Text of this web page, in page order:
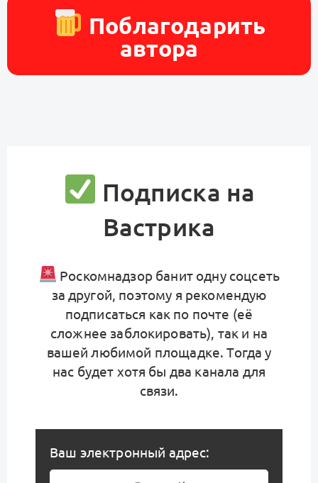
Поблагодарить
автора
Подписка на
Вастрика
Роскомнадзор банит одну соцсеть
за другой, поэтому я рекомендую
подписаться как по почте (её
сложнее заблокировать), так и на
вашей любимой площадке. Тогда у
нас будет хотя бы два канала для
связи.
Ваш электронный адрес: